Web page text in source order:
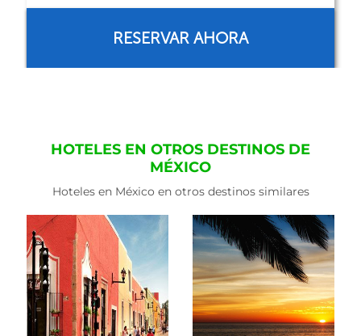
RESERVAR AHORA
HOTELES EN OTROS DESTINOS DE
MÉXICO
Hoteles en México en otros destinos similares